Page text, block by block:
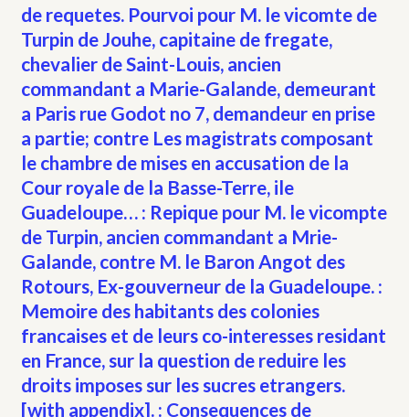
de requetes. Pourvoi pour M. le vicomte de
Turpin de Jouhe, capitaine de fregate,
chevalier de Saint-Louis, ancien
commandant a Marie-Galande, demeurant
a Paris rue Godot no 7, demandeur en prise
a partie; contre Les magistrats composant
le chambre de mises en accusation de la
Cour royale de la Basse-Terre, ile
Guadeloupe… : Repique pour M. le vicompte
de Turpin, ancien commandant a Mrie-
Galande, contre M. le Baron Angot des
Rotours, Ex-gouverneur de la Guadeloupe. :
Memoire des habitants des colonies
francaises et de leurs co-interesses residant
en France, sur la question de reduire les
droits imposes sur les sucres etrangers.
[with appendix]. : Consequences de